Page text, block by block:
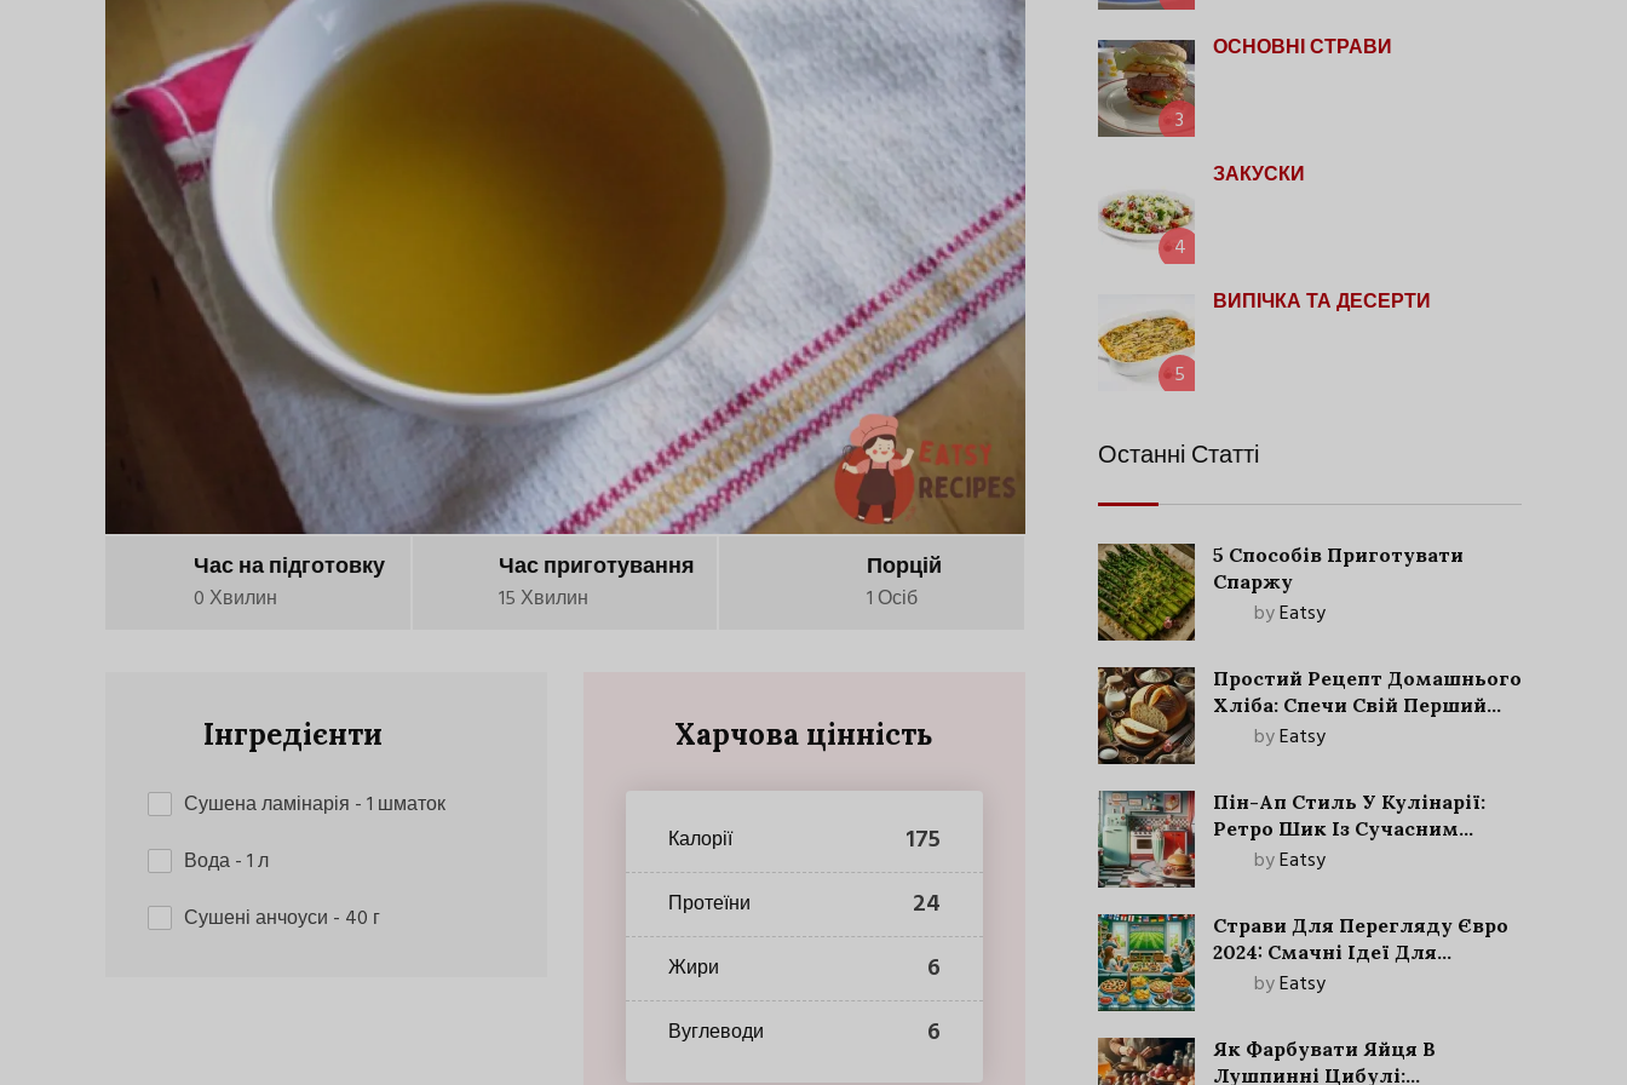
Час на підготовку
0 Хвилин
Час приготування
15 Хвилин
Порцій
1 Осіб
Інгредієнти
Сушена ламінарія - 1 шматок
Вода- 1 л
Сушені анчоуси - 40 г
Харчова цінність
Калорії 175
Протеїни 24
Жири 6
Вуглеводи 6
3
ОСНОВНІ СТРАВИ
4
ЗАКУСКИ
5
ВИПІЧКА ТА ДЕСЕРТИ
Останні Статті
5 Способів Приготувати
Спаржу
byEatsy
Простий Рецепт Домашнього
Хліба: Спечи Свій Перший
Запашний Хліб!
byEatsy
Пін-Ап Стиль У Кулінарії:
Ретро Шик Із Сучасним
Акцентом
byEatsy
Страви Для Перегляду Євро
2024: Смачні Ідеї Для
Футбольного Свята
byEatsy
Як Фарбувати Яйця В
Лушпинні Цибулі: